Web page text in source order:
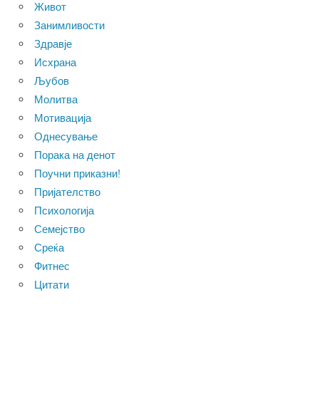
Живот
Занимливости
Здравје
Исхрана
Љубов
Молитва
Мотивација
Однесување
Порака на денот
Поучни приказни!
Пријателство
Психологија
Семејство
Среќа
Фитнес
Цитати